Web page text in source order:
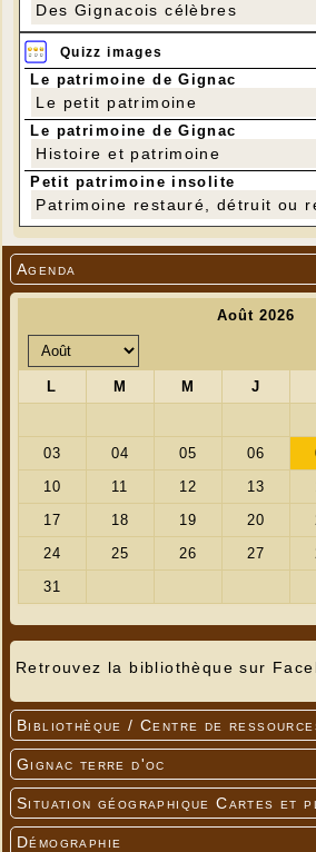
Agenda
Retrouvez la bibliothèque sur
Bibliothèque / Centre de
Gignac terre d'oc
Situation géographique Cartes et
Démographie
Des Gignacois célèbres
Quizz images
Le patrimoine de Gignac
Le petit patrimoine
Le patrimoine de Gignac
Histoire et patrimoine
Petit patrimoine insolite
Patrimoine restauré, détruit ou